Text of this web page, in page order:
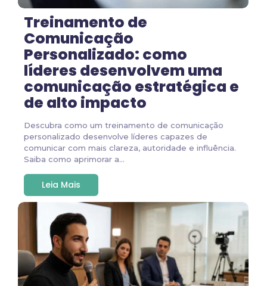
Treinamento de
Comunicação
Personalizado: como
líderes desenvolvem uma
comunicação estratégica e
de alto impacto
Descubra como um treinamento de comunicação
personalizado desenvolve líderes capazes de
comunicar com mais clareza, autoridade e influência.
Saiba como aprimorar a...
Leia Mais